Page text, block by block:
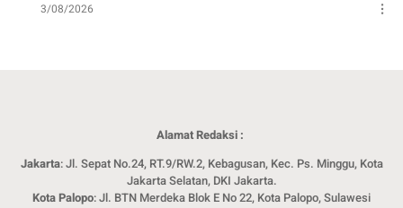
3/08/2026
Alamat Redaksi :
Jakarta: Jl. Sepat No.24, RT.9/RW.2, Kebagusan, Kec. Ps. Minggu, Kota
Jakarta Selatan, DKI Jakarta.
Kota Palopo: Jl. BTN Merdeka Blok E No 22, Kota Palopo, Sulawesi